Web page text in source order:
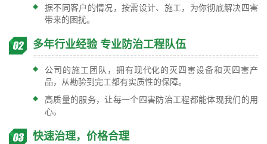
据不同客户的情况，按需设计、施工，为你彻底解决四害
带来的困扰。
多年行业经验 专业防治工程队伍
公司的施工团队，拥有现代化的灭四害设备和灭四害产
品，从勘验到完工都有实质性的保障。
高质量的服务，让每一个四害防治工程都能体现我们的用
心。
快速治理，价格合理